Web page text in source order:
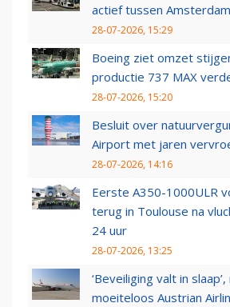
actief tussen
28-07-2026, 15:29
Boeing ziet omzet
productie 737 MAX
28-07-2026, 15:20
Besluit over
Airport met jaren
28-07-2026, 14:16
Eerste A350-1000ULR
terug in Toulouse na
24 uur
28-07-2026, 13:25
‘Beveiliging valt in
moeiteloos Austrian